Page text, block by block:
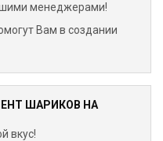
менеджерами!
Вам в создании
ШАРИКОВ НА
вкус!